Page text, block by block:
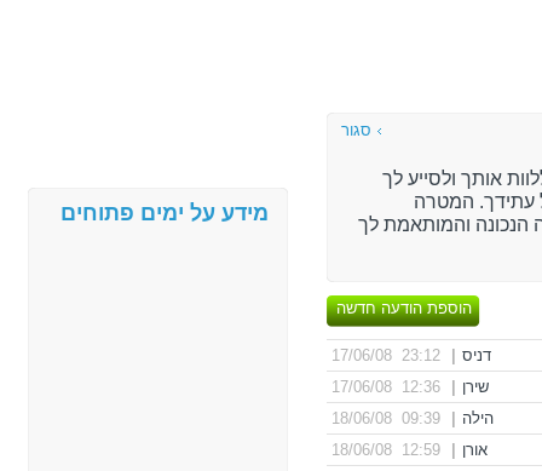
אותך ולסייע לך
עתידך. המטרה
הנכונה והמותאמת לך
סגור
הוספת הודעה חדשה
דניס
23:12 17/06/08
שירן
12:36 17/06/08
הילה
09:39 18/06/08
אורן
12:59 18/06/08
מידע על ימים פתוחים